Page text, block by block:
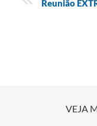
Reunião
VEJA